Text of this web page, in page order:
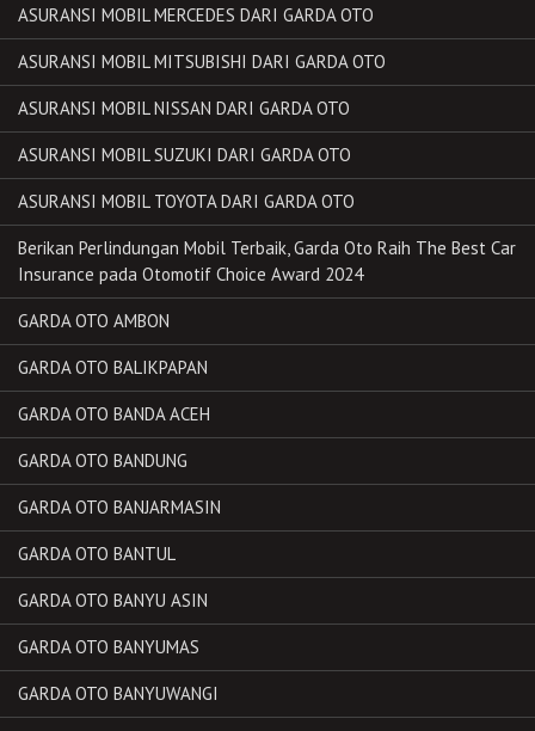
ASURANSI MOBIL MERCEDES DARI GARDA OTO
ASURANSI MOBIL MITSUBISHI DARI GARDA OTO
ASURANSI MOBIL NISSAN DARI GARDA OTO
ASURANSI MOBIL SUZUKI DARI GARDA OTO
ASURANSI MOBIL TOYOTA DARI GARDA OTO
Berikan Perlindungan Mobil Terbaik, Garda Oto Raih The Best Car
Insurance pada Otomotif Choice Award 2024
GARDA OTO AMBON
GARDA OTO BALIKPAPAN
GARDA OTO BANDA ACEH
GARDA OTO BANDUNG
GARDA OTO BANJARMASIN
GARDA OTO BANTUL
GARDA OTO BANYU ASIN
GARDA OTO BANYUMAS
GARDA OTO BANYUWANGI